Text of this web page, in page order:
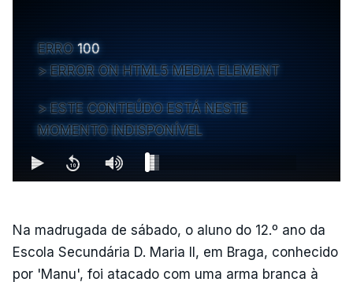
ERRO 100
ERROR ON HTML5 MEDIA ELEMENT
ESTE CONTEÚDO ESTÁ NESTE
MOMENTO INDISPONÍVEL
Na madrugada de sábado, o aluno do 12.º ano da
Escola Secundária D. Maria II, em Braga, conhecido
por 'Manu', foi atacado com uma arma branca à